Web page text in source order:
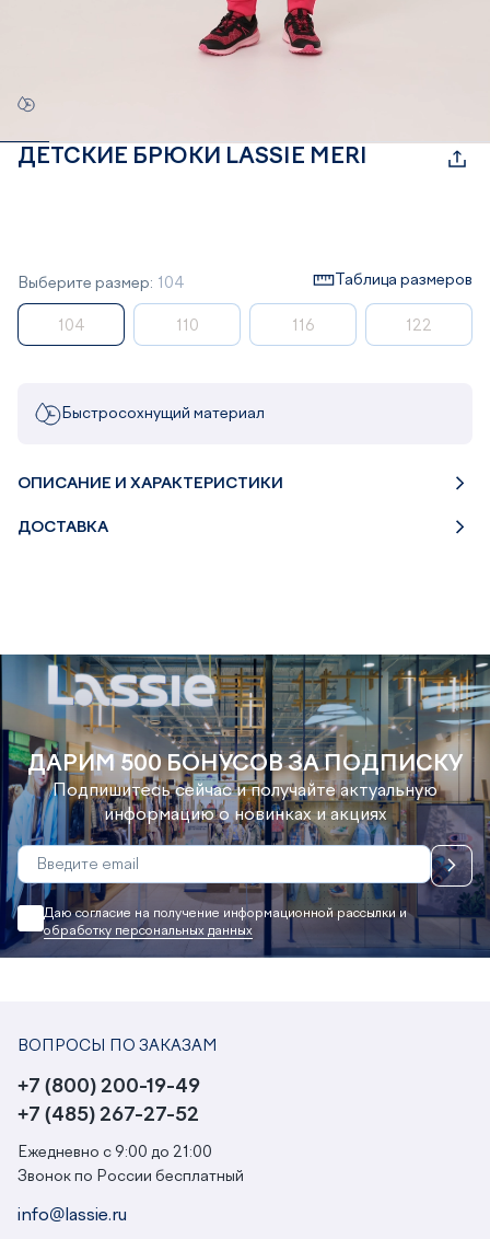
ДЕТСКИЕ БРЮКИ LASSIE MERI
Выберите размер: 104 Таблица размеров
104 110 116 122
Быстросохнущий материал
ОПИСАНИЕ И ХАРАКТЕРИСТИКИ
ДОСТАВКА
ДАРИМ 500 БОНУСОВ ЗА ПОДПИСКУ
Подпишитесь сейчас и получайте актуальную
информацию о новинках и акциях
Даю согласие на получение информационной рассылки и
обработку персональных данных
ВОПРОСЫ ПО ЗАКАЗАМ
+7 (800) 200-19-49
+7 (485) 267-27-52
Ежедневно с 9:00 до 21:00
Звонок по России бесплатный
info@lassie.ru